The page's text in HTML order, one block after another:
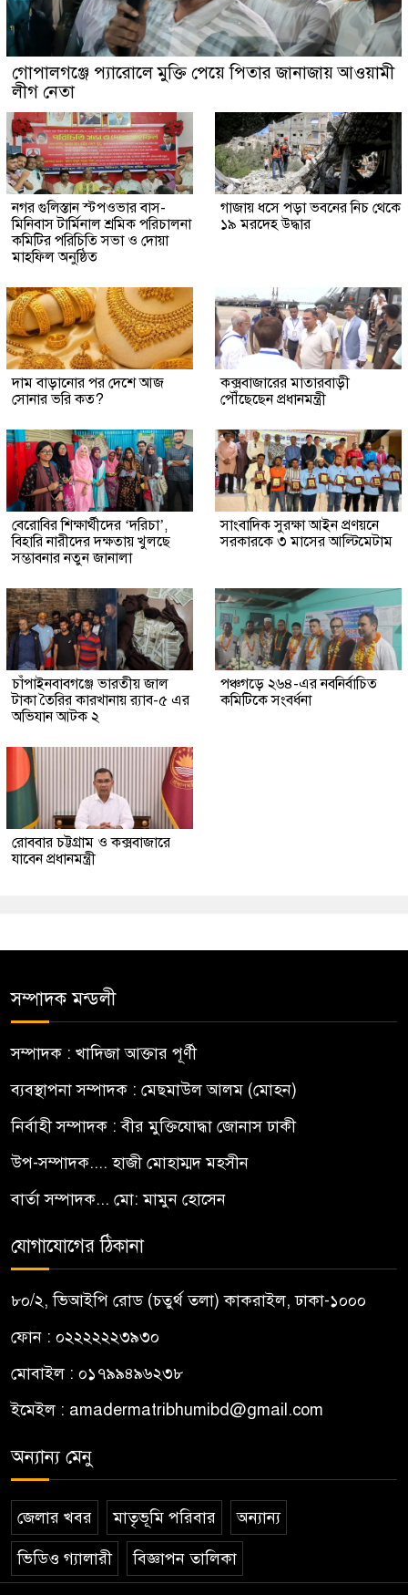
গোপালগঞ্জে প্যারোলে মুক্তি পেয়ে পিতার জানাজায় আওয়ামী
লীগ নেতা
নগর গুলিস্তান স্টপওভার বাস-
মিনিবাস টার্মিনাল শ্রমিক পরিচালনা
কমিটির পরিচিতি সভা ও দোয়া
মাহফিল অনুষ্ঠিত
গাজায় ধসে পড়া ভবনের নিচ থেকে
১৯ মরদেহ উদ্ধার
দাম বাড়ানোর পর দেশে আজ
সোনার ভরি কত?
কক্সবাজারের মাতারবাড়ী
পৌঁছেছেন প্রধানমন্ত্রী
বেরোবির শিক্ষার্থীদের ‘দরিচা’,
বিহারি নারীদের দক্ষতায় খুলছে
সম্ভাবনার নতুন জানালা
সাংবাদিক সুরক্ষা আইন প্রণয়নে
সরকারকে ৩ মাসের আল্টিমেটাম
চাঁপাইনবাবগঞ্জে ভারতীয় জাল
টাকা তৈরির কারখানায় র‍্যাব-৫ এর
অভিযান আটক ২
পঞ্চগড়ে ২৬৪-এর নবনির্বাচিত
কমিটিকে সংবর্ধনা
রোববার চট্টগ্রাম ও কক্সবাজারে
যাবেন প্রধানমন্ত্রী
সম্পাদক মন্ডলী
সম্পাদক : খাদিজা আক্তার পূর্ণী
ব্যবস্থাপনা সম্পাদক : মেছমাউল আলম (মোহন)
নির্বাহী সম্পাদক : বীর মুক্তিযোদ্ধা জোনাস ঢাকী
উপ-সম্পাদক.... হাজী মোহাম্মদ মহসীন
বার্তা সম্পাদক... মো: মামুন হোসেন
যোগাযোগের ঠিকানা
৮০/২, ভিআইপি রোড (চতুর্থ তলা) কাকরাইল, ঢাকা-১০০০
ফোন : ০২২২২২২৩৯৩০
মোবাইল : ০১৭৯৯৪৯৬২৩৮
ইমেইল : amadermatribhumibd@gmail.com
অন্যান্য মেনু
জেলার খবর মাতৃভূমি পরিবার অন্যান্য
ভিডিও গ্যালারী বিজ্ঞাপন তালিকা